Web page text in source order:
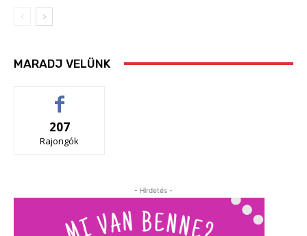
MARADJ VELÜNK
207
Rajongók
- Hirdetés -